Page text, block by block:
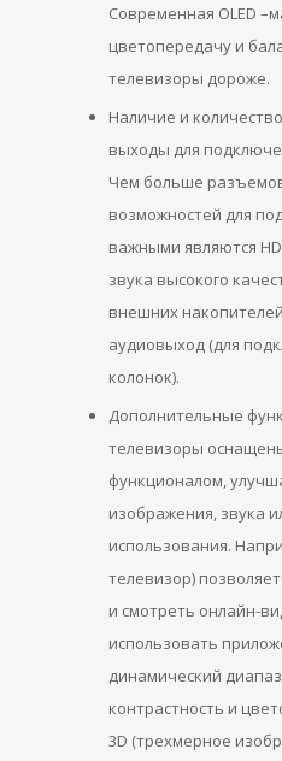
Современная OLED
цветопередачу и
телевизоры дороже.
Наличие и
выходы для
Чем больше
возможностей для
важными являются
звука высокого
внешних
аудиовыход (для
колонок).
Дополнительные
телевизоры
функционалом,
изображения, звука
использования.
телевизор)
и смотреть онлайн-
использовать
динамический
контрастность и
3D (трехмерное